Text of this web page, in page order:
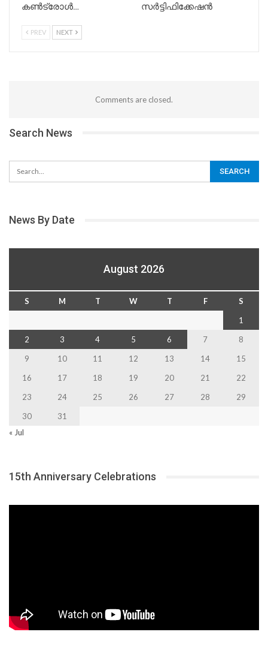
കൺട്രോൾ…
സർട്ടിഫിക്കേഷൻ
PREV NEXT
Comments are closed.
Search News
News By Date
August 2026
S M T W T F
S
1
2
3 4 5 6 7
8
9
10 11 12 13 14
15
16
17 18 19 20 21
22
23
24 25 26 27 28
29
30
31
« Jul
15th Anniversary Celebrations